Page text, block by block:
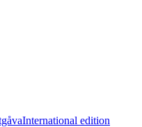
International edition